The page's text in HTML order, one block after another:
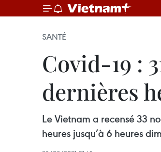
SANTÉ
Covid-19 :
dernières
Le Vietnam a recensé 33
heures jusqu’à 6 heures